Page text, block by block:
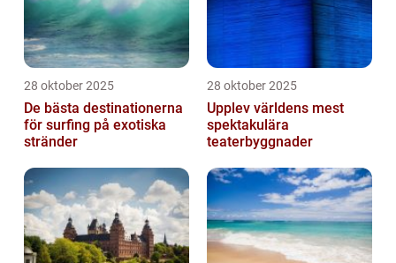
28 oktober 2025
De bästa destinationerna
för surfing på exotiska
stränder
28 oktober 2025
Upplev världens mest
spektakulära
teaterbyggnader